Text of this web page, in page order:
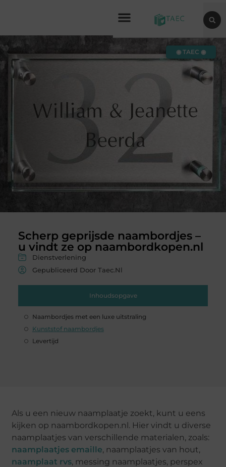
Scherp geprijsde naambordjes –
u vindt ze op naambordkopen.nl
Dienstverlening
Gepubliceerd Door Taec.nl
Inhoudsopgave
Naambordjes met een luxe uitstraling
Kunststof naambordjes
Levertijd
◉ TAEC ◉
Als u een nieuw naamplaatje zoekt, kunt u eens
kijken op naambordkopen.nl. Hier vindt u diverse
naamplaatjes van verschillende materialen, zoals:
naamplaatjes emaille, naamplaatjes van hout,
naamplaat rvs, messing naamplaatjes, perspex